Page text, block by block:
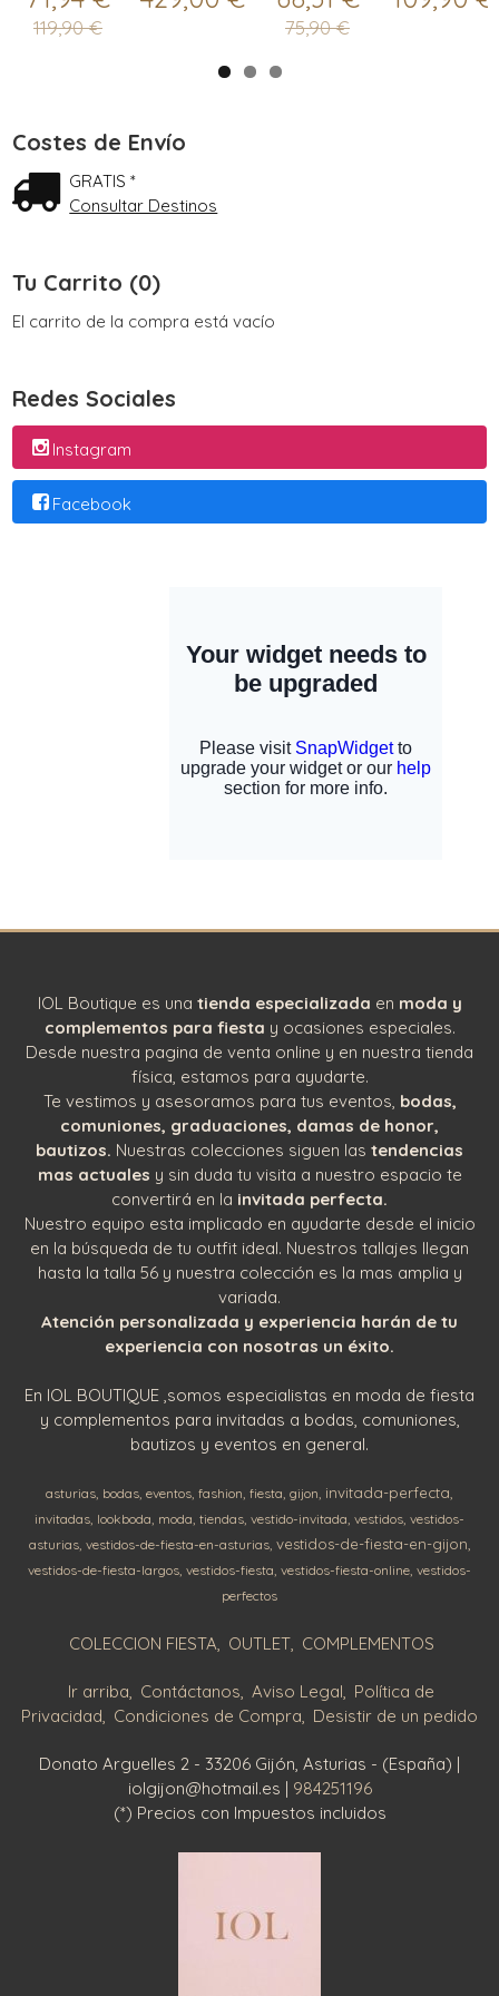
Costes de Envío
GRATIS *
Consultar Destinos
Tu Carrito (0)
El carrito de la compra está vacío
Redes Sociales
Instagram
Facebook
119,90 € 75,90 €
IOL Boutique es una tienda especializada en moda y
complementos para fiesta y ocasiones especiales.
Desde nuestra pagina de venta online y en nuestra tienda
física, estamos para ayudarte.
Te vestimos y asesoramos para tus eventos, bodas,
comuniones, graduaciones, damas de honor,
bautizos. Nuestras colecciones siguen las tendencias
mas actuales y sin duda tu visita a nuestro espacio te
convertirá en la invitada perfecta.
Nuestro equipo esta implicado en ayudarte desde el inicio
en la búsqueda de tu outfit ideal. Nuestros tallajes llegan
hasta la talla 56 y nuestra colección es la mas amplia y
variada.
Atención personalizada y experiencia harán de tu
experiencia con nosotras un éxito.
En IOL BOUTIQUE ,somos especialistas en moda de fiesta
y complementos para invitadas a bodas, comuniones,
bautizos y eventos en general.
asturias bodas eventos fashion fiesta gijon invitada-perfecta
invitadas lookboda moda tiendas vestido-invitada vestidos vestidos-
asturias vestidos-de-fiesta-en-asturias vestidos-de-fiesta-en-gijon
vestidos-de-fiesta-largos vestidos-fiesta vestidos-fiesta-online vestidos-
perfectos
COLECCION FIESTA OUTLET COMPLEMENTOS
Ir arriba Contáctanos Aviso Legal
Política de
Privacidad
Condiciones de Compra Desistir de un pedido
Donato Arguelles 2 - 33206 Gijón, Asturias - (España) |
iolgijon@hotmail.es | 984251196
(*) Precios con Impuestos incluidos